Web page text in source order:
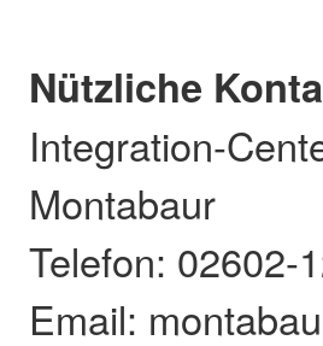
Nützliche
Integration-
Montabaur
Telefon: 02602-
Email: